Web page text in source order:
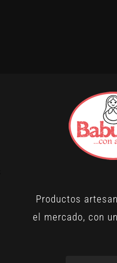
Productos
el mercado, con